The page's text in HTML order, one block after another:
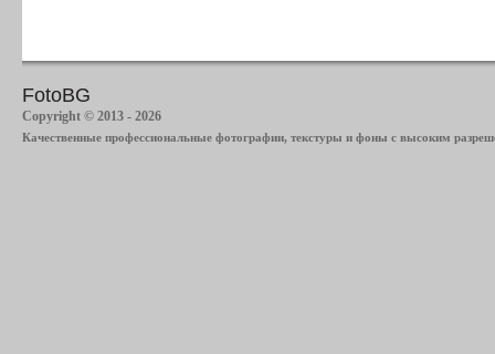
FotoBG
Copyright © 2013 - 2026
Качественные профессиональные фотографии, текстуры и фоны с высоким